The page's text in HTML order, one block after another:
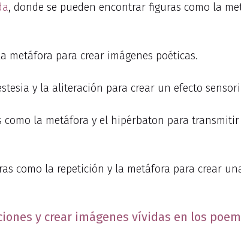
, donde se pueden encontrar figuras como la
metáfora para crear imágenes poéticas.
y la aliteración para crear un efecto
como la metáfora y el hipérbaton para
como la repetición y la metáfora para crear
y crear imágenes vívidas en los